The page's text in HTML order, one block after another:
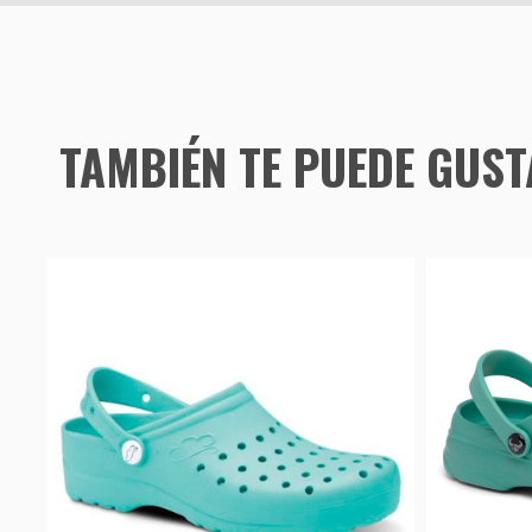
TAMBIÉN TE PUEDE